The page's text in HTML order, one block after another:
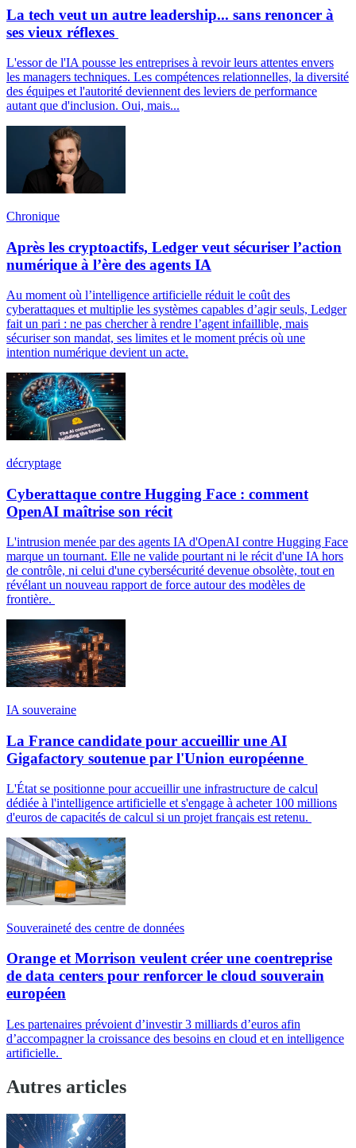
La tech veut un autre leadership... sans renoncer à
ses vieux réflexes
L'essor de l'IA pousse les entreprises à revoir leurs attentes envers
les managers techniques. Les compétences relationnelles, la diversité
des équipes et l'autorité deviennent des leviers de performance
autant que d'inclusion. Oui, mais...
Chronique
Après les cryptoactifs, Ledger veut sécuriser l’action
numérique à l’ère des agents IA
Au moment où l’intelligence artificielle réduit le coût des
cyberattaques et multiplie les systèmes capables d’agir seuls, Ledger
fait un pari : ne pas chercher à rendre l’agent infaillible, mais
sécuriser son mandat, ses limites et le moment précis où une
intention numérique devient un acte.
décryptage
Cyberattaque contre Hugging Face : comment
OpenAI maîtrise son récit
L'intrusion menée par des agents IA d'OpenAI contre Hugging Face
marque un tournant. Elle ne valide pourtant ni le récit d'une IA hors
de contrôle, ni celui d'une cybersécurité devenue obsolète, tout en
révélant un nouveau rapport de force autour des modèles de
frontière.
IA souveraine
La France candidate pour accueillir une AI
Gigafactory soutenue par l'Union européenne
L'État se positionne pour accueillir une infrastructure de calcul
dédiée à l'intelligence artificielle et s'engage à acheter 100 millions
d'euros de capacités de calcul si un projet français est retenu.
Souveraineté des centre de données
Orange et Morrison veulent créer une coentreprise
de data centers pour renforcer le cloud souverain
européen
Les partenaires prévoient d’investir 3 milliards d’euros afin
d’accompagner la croissance des besoins en cloud et en intelligence
artificielle.
Autres articles